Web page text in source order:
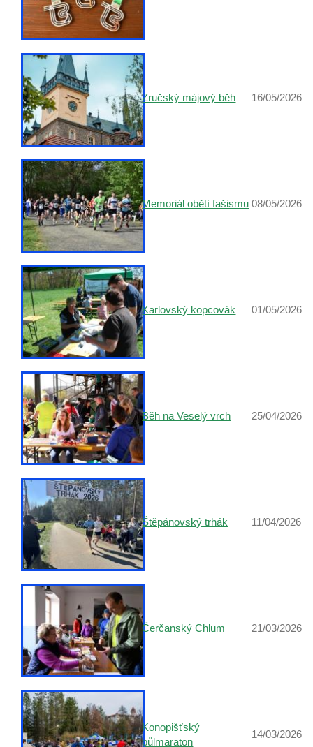
Zručský májový běh 16/05/2026
Memoriál obětí fašismu 08/05/2026
Karlovský kopcovák 01/05/2026
Běh na Veselý vrch 25/04/2026
Štěpánovský trhák 11/04/2026
Čerčanský Chlum 21/03/2026
Konopišťský
půlmaraton
14/03/2026